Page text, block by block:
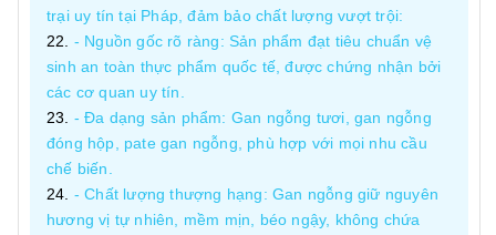
trại uy tín tại Pháp, đảm bảo chất lượng vượt trội:
- Nguồn gốc rõ ràng: Sản phẩm đạt tiêu chuẩn vệ
sinh an toàn thực phẩm quốc tế, được chứng nhận bởi
các cơ quan uy tín.
- Đa dạng sản phẩm: Gan ngỗng tươi, gan ngỗng
đóng hộp, pate gan ngỗng, phù hợp với mọi nhu cầu
chế biến.
- Chất lượng thượng hạng: Gan ngỗng giữ nguyên
hương vị tự nhiên, mềm mịn, béo ngậy, không chứa